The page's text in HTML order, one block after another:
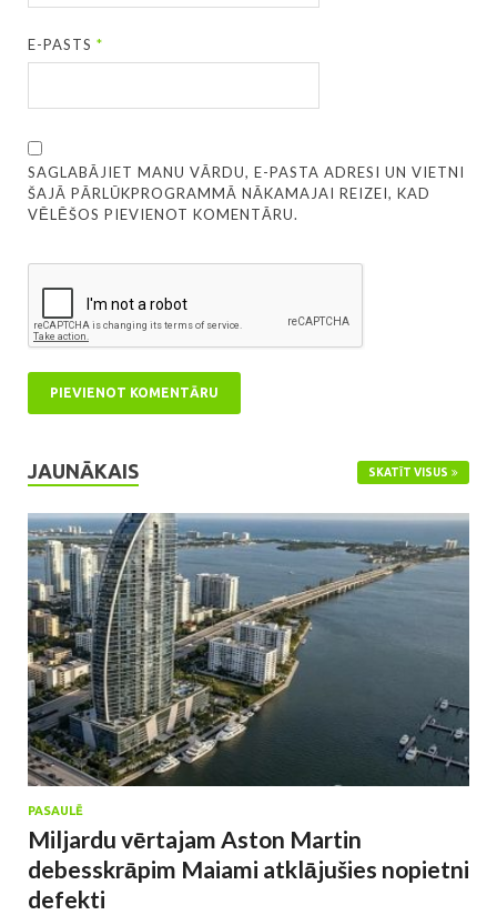
E-PASTS*
SAGLABĀJIET MANU VĀRDU, E-PASTA ADRESI UN VIETNI
ŠAJĀ PĀRLŪKPROGRAMMĀ NĀKAMAJAI REIZEI, KAD
VĒLĒŠOS PIEVIENOT KOMENTĀRU.
JAUNĀKAIS SKATĪT VISUS
PASAULĒ
Miljardu vērtajam Aston Martin
debesskrāpim Maiami atklājušies nopietni
defekti